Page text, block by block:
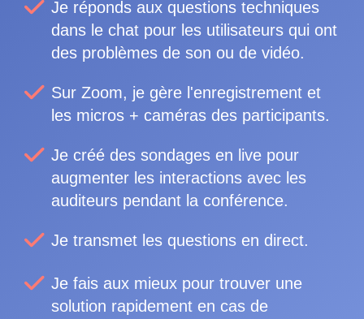
Je réponds aux questions techniques
dans le chat pour les utilisateurs qui ont
des problèmes de son ou de vidéo.
Sur Zoom, je gère l'enregistrement et
les micros + caméras des participants.
Je créé des sondages en live pour
augmenter les interactions avec les
auditeurs pendant la conférence.
Je transmet les questions en direct.
Je fais aux mieux pour trouver une
solution rapidement en cas de